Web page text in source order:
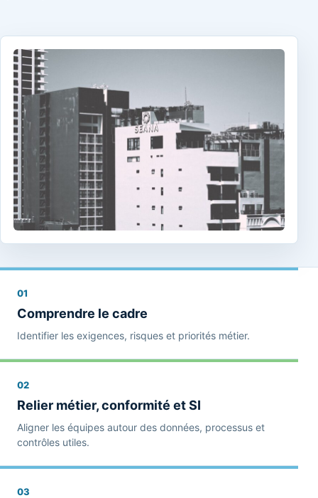
01
Comprendre le cadre
Identifier les exigences, risques et priorités métier.
02
Relier métier, conformité et SI
Aligner les équipes autour des données, processus et
contrôles utiles.
03